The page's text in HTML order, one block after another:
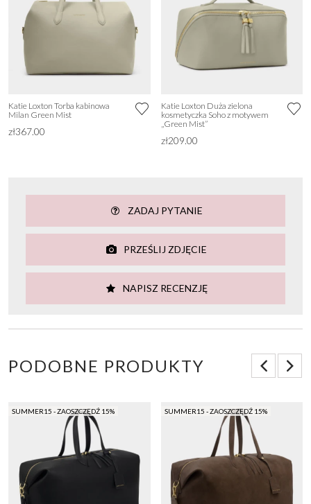
Katie Loxton Torba kabinowa
Milan Green Mist
zł367.00
Katie Loxton Duża zielona
kosmetyczka Soho z motywem
„Green Mist”
zł209.00
ZADAJ PYTANIE
PRZEŚLIJ ZDJĘCIE
NAPISZ RECENZJĘ
PODOBNE PRODUKTY
SUMMER15 - ZAOSZCZĘDŹ 15% SUMMER15 - ZAOSZCZĘDŹ 15%